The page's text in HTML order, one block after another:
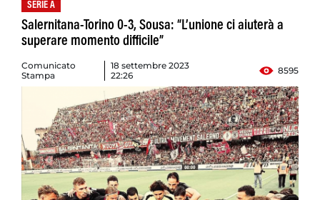
SERIE A
Salernitana-Torino 0-3, Sousa: “L’unione ci aiuterà a
superare momento difficile”
Comunicato
Stampa
18 settembre 2023
22:26
8595